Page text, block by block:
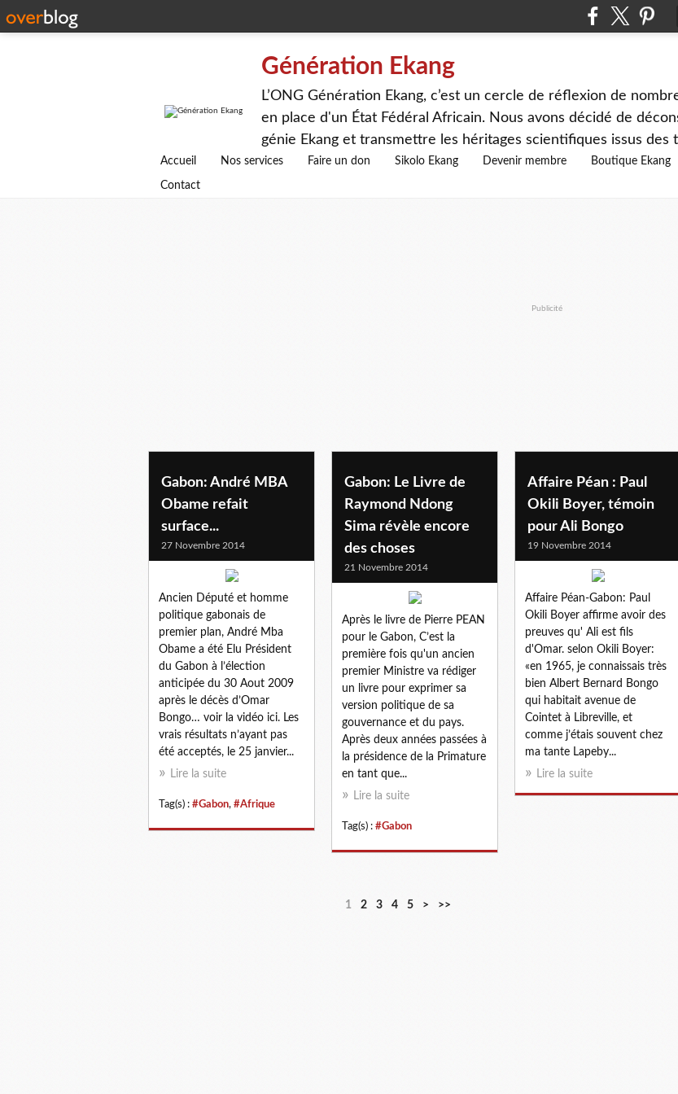
Génération Ekang
L’ONG Génération Ekang, c’est un cercle de réflexion de
en place d'un État Fédéral Africain. Nous avons décidé de
génie Ekang et transmettre les héritages scientifiques issus
avenirs.
Accueil Nos services Faire un don Sikolo Ekang Devenir membre Boutique Ekang
Contact
Publicité
Gabon: André MBA
Obame refait
surface...
27 Novembre 2014
Ancien Député et homme
politique gabonais de
premier plan, André Mba
Obame a été Elu Président
du Gabon à l’élection
anticipée du 30 Aout 2009
après le décès d’Omar
Bongo… voir la vidéo ici. Les
vrais résultats n’ayant pas
été acceptés, le 25 janvier...
Lire la suite
Tag(s) : #Gabon, #Afrique
Gabon: Le Livre de
Raymond Ndong
Sima révèle encore
des choses
21 Novembre 2014
Après le livre de Pierre PEAN
pour le Gabon, C’est la
première fois qu'un ancien
premier Ministre va rédiger
un livre pour exprimer sa
version politique de sa
gouvernance et du pays.
Après deux années passées à
la présidence de la Primature
en tant que...
Lire la suite
Tag(s) : #Gabon
Affaire Péan : Paul
Okili Boyer, témoin
pour Ali Bongo
19 Novembre 2014
Affaire Péan-Gabon: Paul
Okili Boyer affirme avoir des
preuves qu' Ali est fils
d'Omar. selon Okili Boyer:
«en 1965, je connaissais très
bien Albert Bernard Bongo
qui habitait avenue de
Cointet à Libreville, et
comme j’étais souvent chez
ma tante Lapeby...
Lire la suite
1 2 3 4 5 > >>